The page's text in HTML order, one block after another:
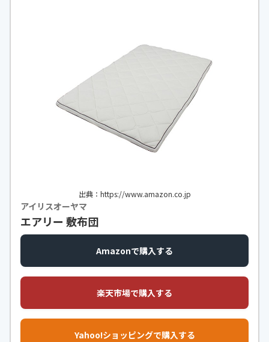
出典：https://www.amazon.co.jp
アイリスオーヤマ
エアリー 敷布団
Amazonで購入する
楽天市場で購入する
Yahoo!ショッピングで購入する